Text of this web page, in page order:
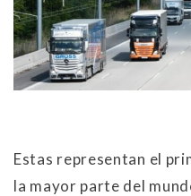
Estas representan el
la mayor parte del